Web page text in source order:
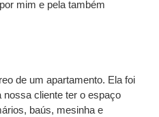
mim e pela também
de um apartamento. Ela foi
nossa cliente ter o espaço
baús, mesinha e